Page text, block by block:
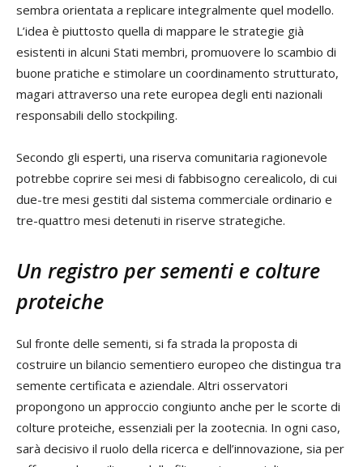
sembra orientata a replicare integralmente quel modello.
L’idea è piuttosto quella di mappare le strategie già
esistenti in alcuni Stati membri, promuovere lo scambio di
buone pratiche e stimolare un coordinamento strutturato,
magari attraverso una rete europea degli enti nazionali
responsabili dello stockpiling.
Secondo gli esperti, una riserva comunitaria ragionevole
potrebbe coprire sei mesi di fabbisogno cerealicolo, di cui
due-tre mesi gestiti dal sistema commerciale ordinario e
tre-quattro mesi detenuti in riserve strategiche.
Un registro per sementi e colture
proteiche
Sul fronte delle sementi, si fa strada la proposta di
costruire un bilancio sementiero europeo che distingua tra
semente certificata e aziendale. Altri osservatori
propongono un approccio congiunto anche per le scorte di
colture proteiche, essenziali per la zootecnia. In ogni caso,
sarà decisivo il ruolo della ricerca e dell’innovazione, sia per